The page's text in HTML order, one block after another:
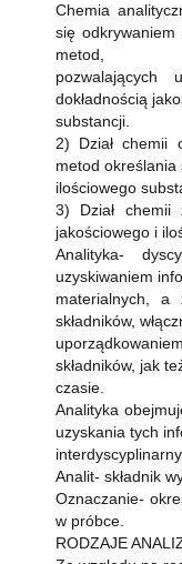
Chemia
się odkrywaniem
metod,
dokładnością
substancji.
2) Dział chemii
metod określania
ilościowego
3) Dział chemii
jakościowego i
Analityka-
uzyskiwaniem
materialnych, a
składników,
składników, jak
czasie.
Analityka
uzyskania tych
interdyscyplinarny.
Analit- składnik
Oznaczanie-
w próbce.
RODZAJE